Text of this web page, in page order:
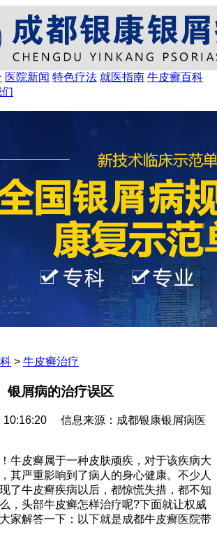
医院新闻 特色疗法 就医指南 牛皮癣百科
> 牛皮癣治疗
银屑病的治疗误区
10:16:20 信息来源：成都银康银屑病医
！牛皮癣属于一种皮肤顽疾，对于该疾病大
其严重影响到了病人的身心健康。不少人
了牛皮癣疾病以后，都惊慌失措，都不知
，头部牛皮癣怎样治疗呢?下面就让权威
家解答一下：以下就是成都牛皮癣医院带